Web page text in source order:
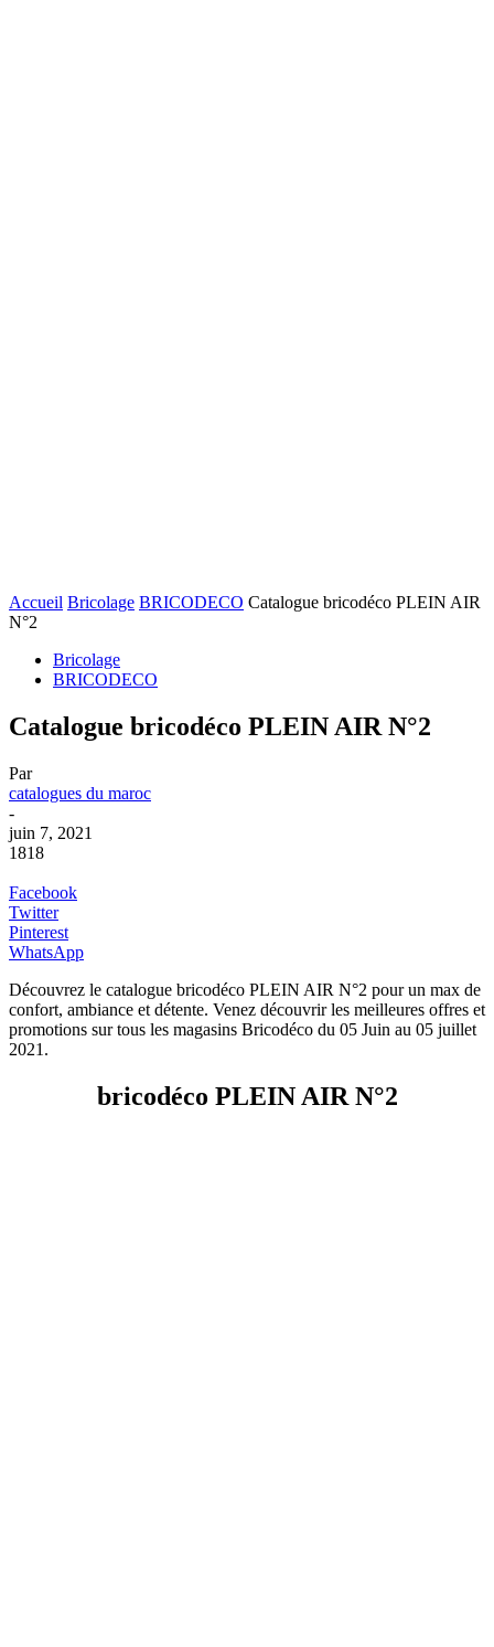
Accueil Bricolage BRICODECO Catalogue bricodéco PLEIN AIR
N°2
Bricolage
BRICODECO
Catalogue bricodéco PLEIN AIR N°2
Par
catalogues du maroc
-
juin 7, 2021
1818
Facebook
Twitter
Pinterest
WhatsApp
Découvrez le catalogue bricodéco PLEIN AIR N°2 pour un max de
confort, ambiance et détente. Venez découvrir les meilleures offres et
promotions sur tous les magasins Bricodéco du 05 Juin au 05 juillet
2021.
bricodéco PLEIN AIR N°2